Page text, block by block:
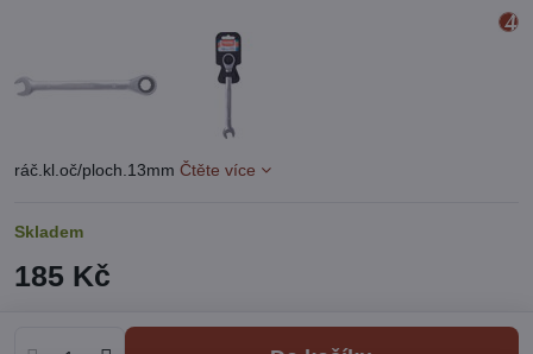
ráč.kl.oč/ploch.13mm Čtěte více
Skladem
185 Kč